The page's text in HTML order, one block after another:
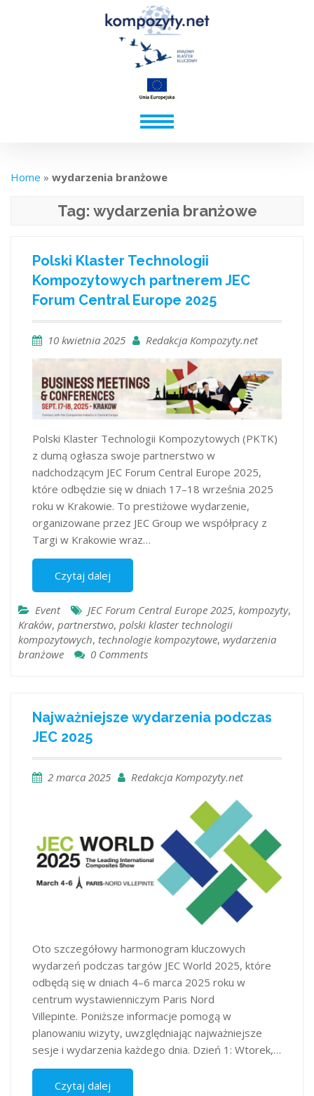
Home » wydarzenia branżowe
Tag: wydarzenia branżowe
Polski Klaster Technologii
Kompozytowych partnerem JEC
Forum Central Europe 2025​
10 kwietnia 2025 Redakcja Kompozyty.net
Polski Klaster Technologii Kompozytowych (PKTK)
z dumą ogłasza swoje partnerstwo w
nadchodzącym JEC Forum Central Europe 2025,
które odbędzie się w dniach 17–18 września 2025
roku w Krakowie. To prestiżowe wydarzenie,
organizowane przez JEC Group we współpracy z
Targi w Krakowie wraz…
Czytaj dalej
Event JEC Forum Central Europe 2025, kompozyty,
Kraków, partnerstwo​, polski klaster technologii
kompozytowych, technologie kompozytowe, wydarzenia
branżowe
0 Comments
Najważniejsze wydarzenia podczas
JEC 2025
2 marca 2025 Redakcja Kompozyty.net
​Oto szczegółowy harmonogram kluczowych
wydarzeń podczas targów JEC World 2025, które
odbędą się w dniach 4–6 marca 2025 roku w
centrum wystawienniczym Paris Nord
Villepinte. Poniższe informacje pomogą w
planowaniu wizyty, uwzględniając najważniejsze
sesje i wydarzenia każdego dnia.​ Dzień 1: Wtorek,…
Czytaj dalej